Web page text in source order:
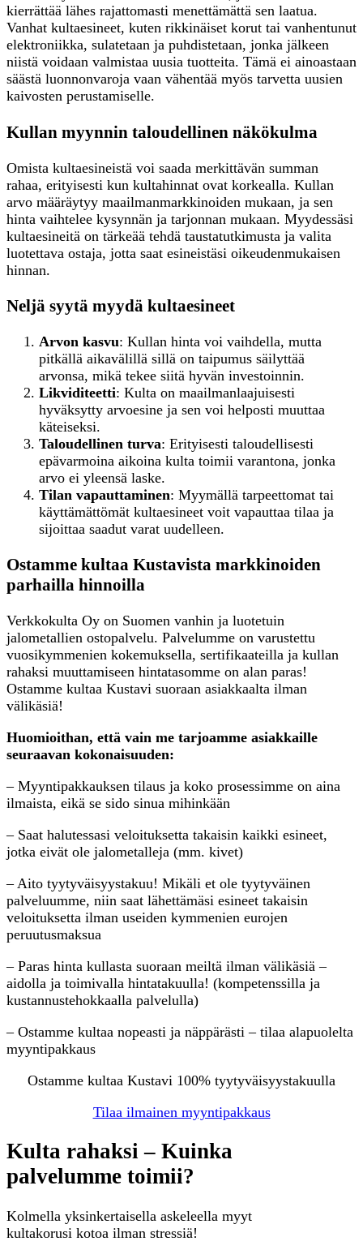
kierrättää lähes rajattomasti menettämättä sen laatua.
Vanhat kultaesineet, kuten rikkinäiset korut tai vanhentunut
elektroniikka, sulatetaan ja puhdistetaan, jonka jälkeen
niistä voidaan valmistaa uusia tuotteita. Tämä ei ainoastaan
säästä luonnonvaroja vaan vähentää myös tarvetta uusien
kaivosten perustamiselle.
Kullan myynnin taloudellinen näkökulma
Omista kultaesineistä voi saada merkittävän summan
rahaa, erityisesti kun kultahinnat ovat korkealla. Kullan
arvo määräytyy maailmanmarkkinoiden mukaan, ja sen
hinta vaihtelee kysynnän ja tarjonnan mukaan. Myydessäsi
kultaesineitä on tärkeää tehdä taustatutkimusta ja valita
luotettava ostaja, jotta saat esineistäsi oikeudenmukaisen
hinnan.
Neljä syytä myydä kultaesineet
Arvon kasvu: Kullan hinta voi vaihdella, mutta
pitkällä aikavälillä sillä on taipumus säilyttää
arvonsa, mikä tekee siitä hyvän investoinnin.
Likviditeetti: Kulta on maailmanlaajuisesti
hyväksytty arvoesine ja sen voi helposti muuttaa
käteiseksi.
Taloudellinen turva: Erityisesti taloudellisesti
epävarmoina aikoina kulta toimii varantona, jonka
arvo ei yleensä laske.
Tilan vapauttaminen: Myymällä tarpeettomat tai
käyttämättömät kultaesineet voit vapauttaa tilaa ja
sijoittaa saadut varat uudelleen.
Ostamme kultaa Kustavista markkinoiden
parhailla hinnoilla
Verkkokulta Oy on Suomen vanhin ja luotetuin
jalometallien ostopalvelu. Palvelumme on varustettu
vuosikymmenien kokemuksella, sertifikaateilla ja kullan
rahaksi muuttamiseen hintatasomme on alan paras!
Ostamme kultaa Kustavi suoraan asiakkaalta ilman
välikäsiä!
Huomioithan, että vain me tarjoamme asiakkaille
seuraavan kokonaisuuden:
– Myyntipakkauksen tilaus ja koko prosessimme on aina
ilmaista, eikä se sido sinua mihinkään
– Saat halutessasi veloituksetta takaisin kaikki esineet,
jotka eivät ole jalometalleja (mm. kivet)
– Aito tyytyväisyystakuu! Mikäli et ole tyytyväinen
palveluumme, niin saat lähettämäsi esineet takaisin
veloituksetta ilman useiden kymmenien eurojen
peruutusmaksua
– Paras hinta kullasta suoraan meiltä ilman välikäsiä –
aidolla ja toimivalla hintatakuulla! (kompetenssilla ja
kustannustehokkaalla palvelulla)
– Ostamme kultaa nopeasti ja näppärästi – tilaa alapuolelta
myyntipakkaus
Ostamme kultaa Kustavi 100% tyytyväisyystakuulla
Tilaa ilmainen myyntipakkaus
Kulta rahaksi – Kuinka
palvelumme toimii?
Kolmella yksinkertaisella askeleella myyt
kultakorusi kotoa ilman stressiä!